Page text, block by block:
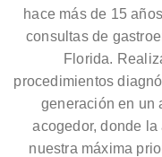
hace más de 15
consultas de
Florida.
procedimientos
generación en un
acogedor, donde
nuestra máxima